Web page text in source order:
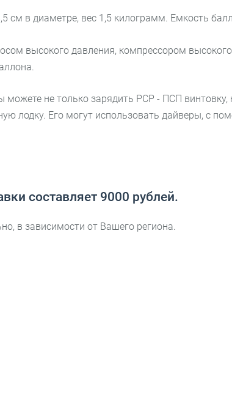
см в диаметре, вес 1,5 килограмм. Емкость
высокого давления, компрессором
не только зарядить PCP - ПСП винтовку,
лодку. Его могут использовать дайверы, с
составляет 9000 рублей.
в зависимости от Вашего региона.